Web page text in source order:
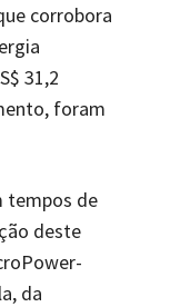
corrobora
31,2
foram
tempos de
deste
da